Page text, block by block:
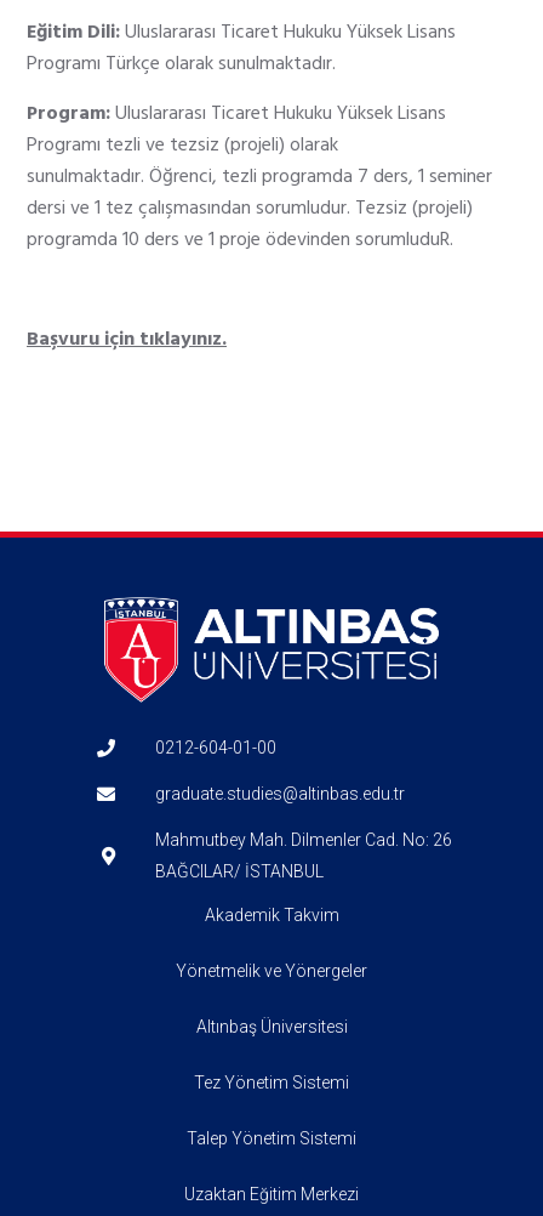
Eğitim Dili:Uluslararası Ticaret Hukuku Yüksek Lisans
Programı Türkçe olarak sunulmaktadır.
Program:Uluslararası Ticaret Hukuku Yüksek Lisans
Programı tezli ve tezsiz (projeli) olarak
sunulmaktadır. Öğrenci, tezli programda 7 ders, 1 seminer
dersi ve 1 tez çalışmasından sorumludur. Tezsiz (projeli)
programda 10 ders ve 1 proje ödevinden sorumluduR.
Başvuru için tıklayınız.
0212-604-01-00
graduate.studies@altinbas.edu.tr
Mahmutbey Mah. Dilmenler Cad. No: 26
BAĞCILAR/ İSTANBUL
Akademik Takvim
Yönetmelik ve Yönergeler
Altınbaş Üniversitesi
Tez Yönetim Sistemi
Talep Yönetim Sistemi
Uzaktan Eğitim Merkezi